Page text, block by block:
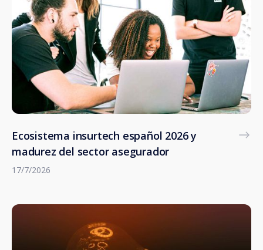
Ecosistema insurtech español 2026 y
madurez del sector asegurador
17/7/2026